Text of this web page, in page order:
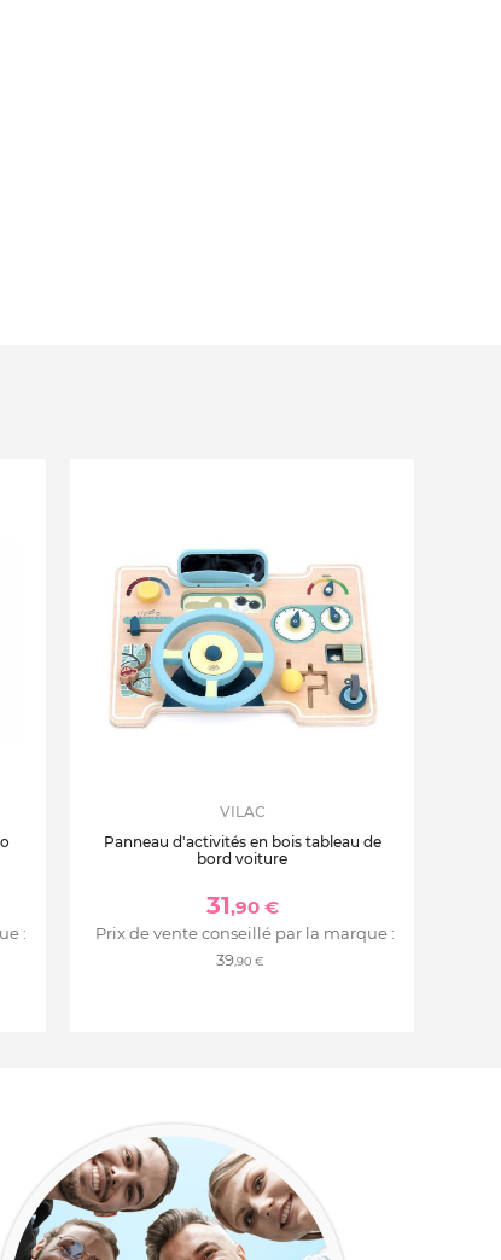
:
VILAC
Panneau d'activités en bois tableau de
bord voiture
31,90 €
Prix de vente conseillé par la marque :
39,90 €